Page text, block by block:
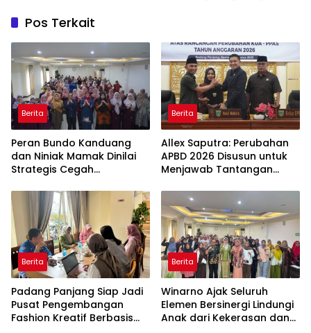
Pos Terkait
Berita
Peran Bundo Kanduang
dan Niniak Mamak Dinilai
Strategis Cegah
Berita
Allex Saputra: Perubahan
APBD 2026 Disusun untuk
Menjawab Tantangan
Berita
Padang Panjang Siap Jadi
Pusat Pengembangan
Fashion Kreatif Berbasis
Berita
Winarno Ajak Seluruh
Elemen Bersinergi Lindungi
Anak dari Kekerasan dan